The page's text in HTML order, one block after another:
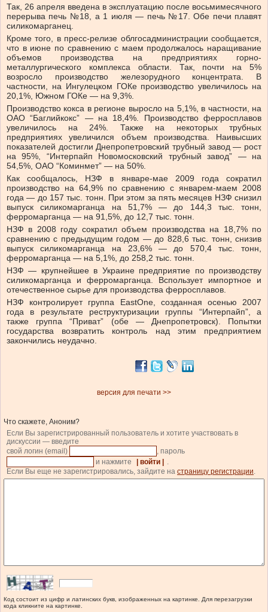
Так, 26 апреля введена в эксплуатацию после восьмимесячного
перерыва печь №18, а 1 июля — печь №17. Обе печи плавят
силикомарганец.
Кроме того, в пресс-релизе облгосадминистрации сообщается,
что в июне по сравнению с маем продолжалось наращивание
объемов производства на предприятиях горно-
металлургического комплекса области. Так, почти на 5%
возросло производство железорудного концентрата. В
частности, на Ингулецком ГОКе производство увеличилось на
20,1%, Южном ГОКе — на 9,3%.
Производство кокса в регионе выросло на 5,1%, в частности, на
ОАО “Баглийкокс” — на 18,4%. Производство ферросплавов
увеличилось на 24%. Также на некоторых трубных
предприятиях увеличился объем производства. Наивысших
показателей достигли Днепропетровский трубный завод — рост
на 95%, “Интерпайп Новомосковский трубный завод” — на
54,5%, ОАО “Коминмет” — на 50%.
Как сообщалось, НЗФ в январе-мае 2009 года сократил
производство на 64,9% по сравнению с январем-маем 2008
года — до 157 тыс. тонн. При этом за пять месяцев НЗФ снизил
выпуск силикомарганца на 51,7% — до 144,3 тыс. тонн,
ферромарганца — на 91,5%, до 12,7 тыс. тонн.
НЗФ в 2008 году сократил объем производства на 18,7% по
сравнению с предыдущим годом — до 828,6 тыс. тонн, снизив
выпуск силикомарганца на 23,6% — до 570,4 тыс. тонн,
ферромарганца — на 5,1%, до 258,2 тыс. тонн.
НЗФ — крупнейшее в Украине предприятие по производству
силикомарганца и ферромарганца. Bспользует импортное и
отечественное сырье для производства ферросплавов.
НЗФ контролирует группа EastOne, созданная осенью 2007
года в результате реструктуризации группы “Интерпайп”, а
также группа “Приват” (обе — Днепропетровск). Попытки
государства возвратить контроль над этим предприятием
закончились неудачно.
версия для печати >>
Что скажете, Аноним?
Если Вы зарегистрированный пользователь и хотите участвовать в
дискуссии — введите
свой логин (email)
, пароль
и нажмите
| войти |
.
Если Вы еще не зарегистрировались, зайдите на страницу регистрации.
Код состоит из цифр и латинских букв, изображенных на картинке. Для перезагрузки
кода кликните на картинке.